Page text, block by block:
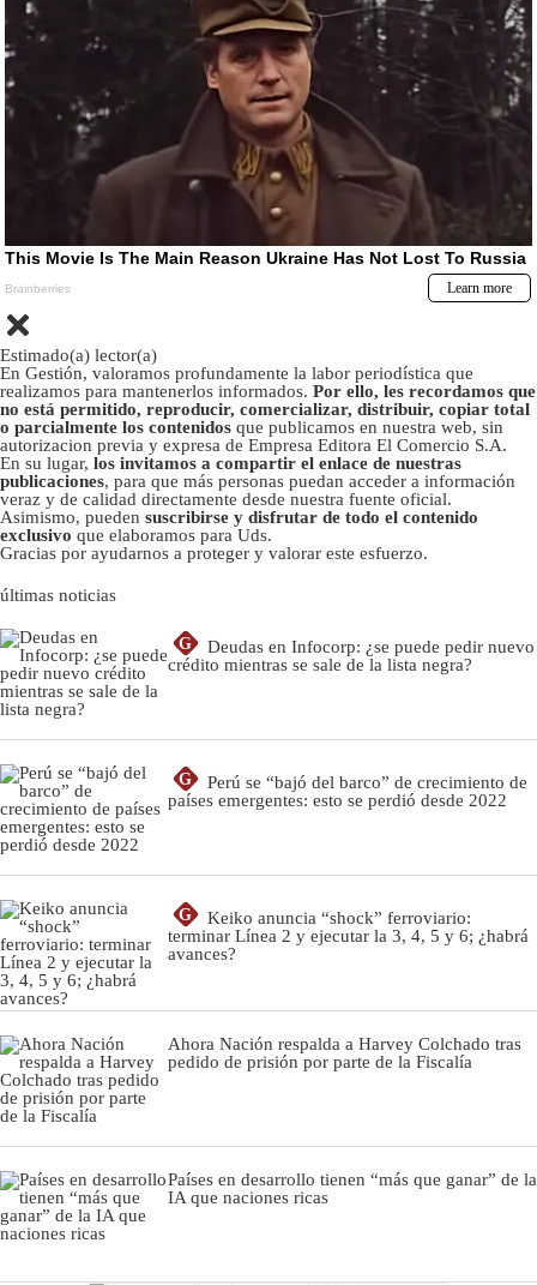
Estimado(a) lector(a)
En Gestión, valoramos profundamente la labor periodística que
realizamos para mantenerlos informados. Por ello, les recordamos que
no está permitido, reproducir, comercializar, distribuir, copiar total
o parcialmente los contenidos que publicamos en nuestra web, sin
autorizacion previa y expresa de Empresa Editora El Comercio S.A.
En su lugar, los invitamos a compartir el enlace de nuestras
publicaciones, para que más personas puedan acceder a información
veraz y de calidad directamente desde nuestra fuente oficial.
Asimismo, pueden suscribirse y disfrutar de todo el contenido
exclusivo que elaboramos para Uds.
Gracias por ayudarnos a proteger y valorar este esfuerzo.
últimas noticias
G
Deudas en Infocorp: ¿se puede pedir nuevo
crédito mientras se sale de la lista negra?
G
Perú se “bajó del barco” de crecimiento de
países emergentes: esto se perdió desde 2022
G
Keiko anuncia “shock” ferroviario:
terminar Línea 2 y ejecutar la 3, 4, 5 y 6; ¿habrá
avances?
Ahora Nación respalda a Harvey Colchado tras
pedido de prisión por parte de la Fiscalía
Países en desarrollo tienen “más que ganar” de la
IA que naciones ricas